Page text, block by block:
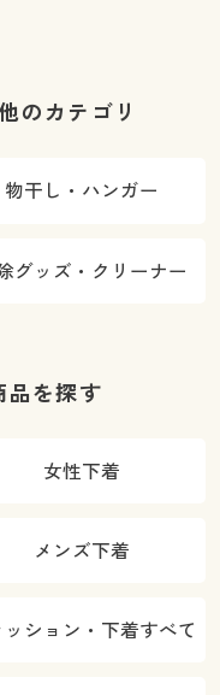
のカテゴリ
物干し・ハンガー
グッズ・クリーナー
品を探す
女性下着
メンズ下着
ッション・下着すべて